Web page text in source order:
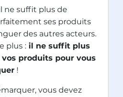
ne suffit plus de
ses produits
des autres acteurs.
plus : il ne suffit plus
produits pour vous
!
vous devez